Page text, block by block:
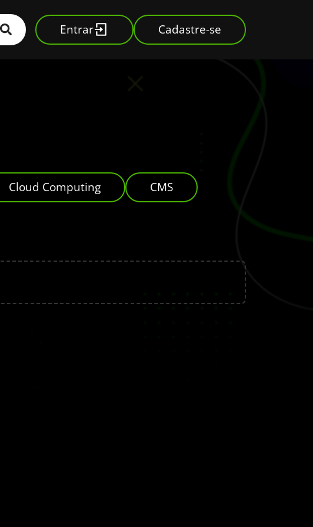
Entrar Cadastre-se
Cloud Computing
CMS